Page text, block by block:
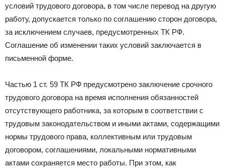
условий трудового договора, в том числе перевод на другую
работу, допускается только по соглашению сторон договора,
за исключением случаев, предусмотренных ТК РФ.
Соглашение об изменении таких условий заключается в
письменной форме.
Частью 1 ст. 59 ТК РФ предусмотрено заключение срочного
трудового договора на время исполнения обязанностей
отсутствующего работника, за которым в соответствии с
трудовым законодательством и иными актами, содержащими
нормы трудового права, коллективным или трудовым
договором, соглашениями, локальными нормативными
актами сохраняется место работы. При этом, как